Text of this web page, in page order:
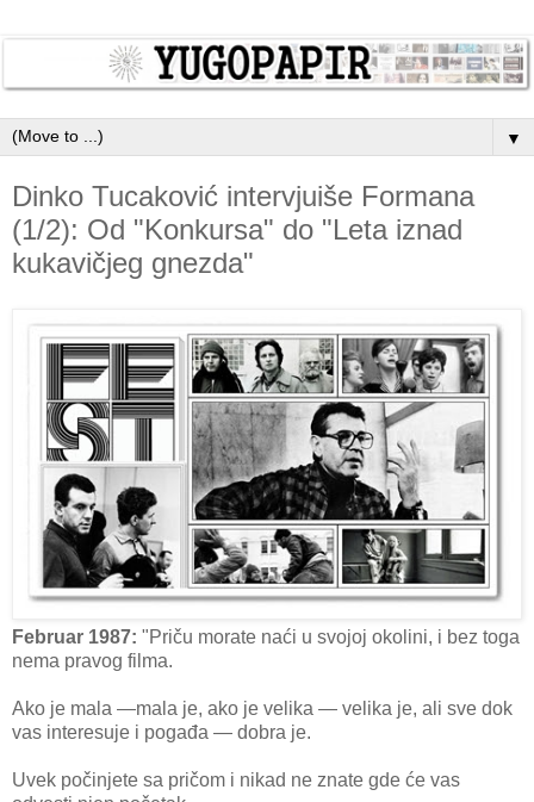
▼
Dinko Tucaković intervjuiše Formana
(1/2): Od "Konkursa" do "Leta iznad
kukavičjeg gnezda"
Februar 1987: "Priču morate naći u svojoj okolini, i bez toga
nema pravog filma.
Ako je mala —mala je, ako je velika — velika je, ali sve dok
vas interesuje i pogađa — dobra je.
Uvek počinjete sa pričom i nikad ne znate gde će vas